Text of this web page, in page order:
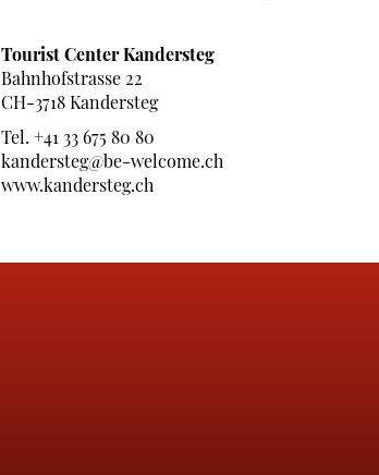
Tourist Center Kandersteg
Bahnhofstrasse 22
CH-3718 Kandersteg
Tel. +41 33 675 80 80
kandersteg@be-welcome.ch
www.kandersteg.ch